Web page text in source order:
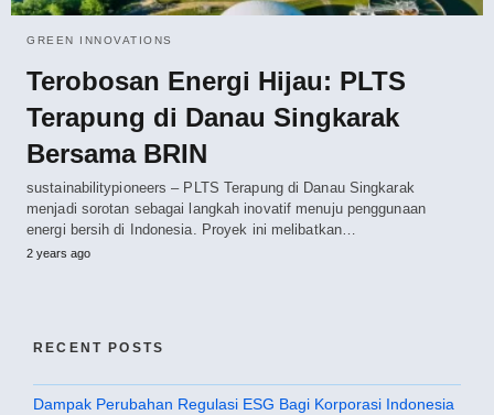
GREEN INNOVATIONS
Terobosan Energi Hijau: PLTS
Terapung di Danau Singkarak
Bersama BRIN
sustainabilitypioneers – PLTS Terapung di Danau Singkarak
menjadi sorotan sebagai langkah inovatif menuju penggunaan
energi bersih di Indonesia. Proyek ini melibatkan…
2 years ago
RECENT POSTS
Dampak Perubahan Regulasi ESG Bagi Korporasi Indonesia